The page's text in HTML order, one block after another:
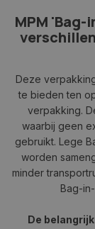
MPM
Deze
te bieden ten
verpakking.
waarbij geen
gebruikt. Lege
worden
minder
Bag-
De